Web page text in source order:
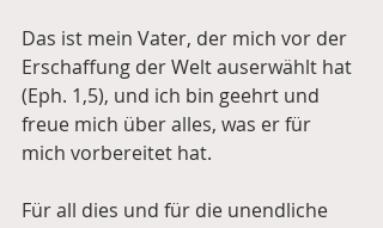
Das ist mein Vater, der mich vor der
Erschaffung der Welt auserwählt hat
(Eph. 1,5), und ich bin geehrt und
freue mich über alles, was er für
mich vorbereitet hat.
Für all dies und für die unendliche